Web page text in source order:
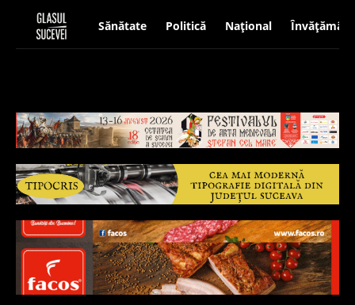
Sănătate Politică Național Învățământ